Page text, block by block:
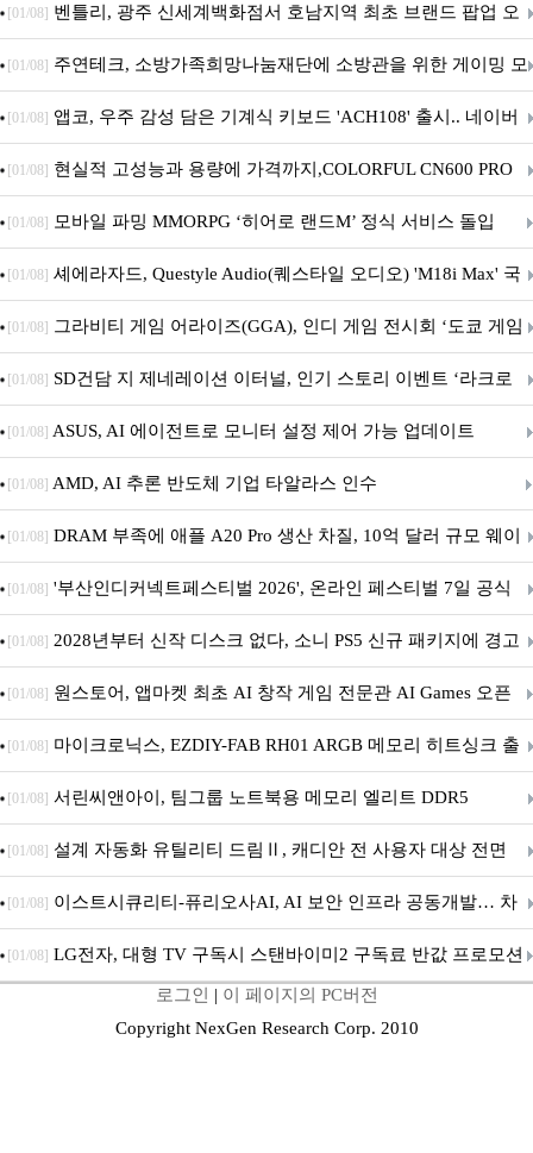
Crosshair X870E EDITION 20 국내 출시 예정
[01/08] 벤틀리, 광주 신세계백화점서 호남지역 최초 브랜드 팝업 오
픈
[01/08] 주연테크, 소방가족희망나눔재단에 소방관을 위한 게이밍 모
니터·스마트 펫 침대 기부
[01/08] 앱코, 우주 감성 담은 기계식 키보드 'ACH108' 출시.. 네이버
브랜드데이 기획전 진행
[01/08] 현실적 고성능과 용량에 가격까지,COLORFUL CN600 PRO
M.2 NVMe 디앤디컴 1TB
[01/08] 모바일 파밍 MMORPG ‘히어로 랜드M’ 정식 서비스 돌입
[01/08] 셰에라자드, Questyle Audio(퀘스타일 오디오) 'M18i Max' 국
내 정식 출시
[01/08] 그라비티 게임 어라이즈(GGA), 인디 게임 전시회 ‘도쿄 게임
던전 13’ 참가!
[01/08] SD건담 지 제네레이션 이터널, 인기 스토리 이벤트 ‘라크로
아의 용사’ 재개최 및 풍성한 기념 이벤트 실시!
[01/08] ASUS, AI 에이전트로 모니터 설정 제어 가능 업데이트
[01/08] AMD, AI 추론 반도체 기업 타알라스 인수
[01/08] DRAM 부족에 애플 A20 Pro 생산 차질, 10억 달러 규모 웨이
퍼 대기
[01/08] '부산인디커넥트페스티벌 2026', 온라인 페스티벌 7일 공식
개막... 22일간 진행
[01/08] 2028년부터 신작 디스크 없다, 소니 PS5 신규 패키지에 경고
문 추가
[01/08] 원스토어, 앱마켓 최초 AI 창작 게임 전문관 AI Games 오픈
[01/08] 마이크로닉스, EZDIY-FAB RH01 ARGB 메모리 히트싱크 출
시
[01/08] 서린씨앤아이, 팀그룹 노트북용 메모리 엘리트 DDR5
5600MHz 16GB 출시
[01/08] 설계 자동화 유틸리티 드림Ⅱ, 캐디안 전 사용자 대상 전면
무상 배포
[01/08] 이스트시큐리티-퓨리오사AI, AI 보안 인프라 공동개발… 차
세대 AI 보안 플랫폼 구축
[01/08] LG전자, 대형 TV 구독시 스탠바이미2 구독료 반값 프로모션
로그인 | 이 페이지의 PC버전
Copyright NexGen Research Corp. 2010